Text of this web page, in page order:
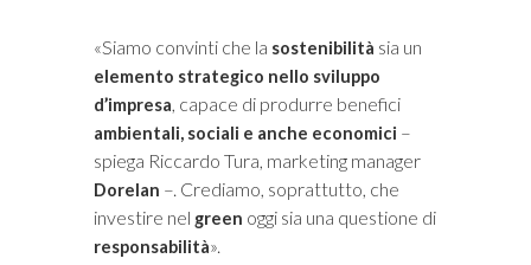
«Siamo convinti che la sostenibilità sia un
elemento strategico nello sviluppo
d’impresa, capace di produrre benefici
ambientali, sociali e anche economici –
spiega Riccardo Tura, marketing manager
Dorelan –. Crediamo, soprattutto, che
investire nel green oggi sia una questione di
responsabilità».